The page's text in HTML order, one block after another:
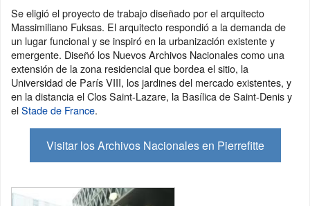
Se eligió el proyecto de trabajo diseñado por el arquitecto
Massimiliano Fuksas. El arquitecto respondió a la demanda de
un lugar funcional y se inspiró en la urbanización existente y
emergente. Diseñó los Nuevos Archivos Nacionales como una
extensión de la zona residencial que bordea el sitio, la
Universidad de París VIII, los jardines del mercado existentes, y
en la distancia el Clos Saint-Lazare, la Basílica de Saint-Denis y
elStade de France.
Visitar los Archivos Nacionales en Pierrefitte